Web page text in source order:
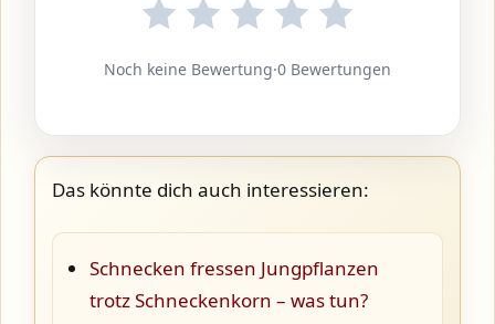
Noch keine Bewertung·0 Bewertungen
Das könnte dich auch interessieren:
Schnecken fressen Jungpflanzen
trotz Schneckenkorn – was tun?